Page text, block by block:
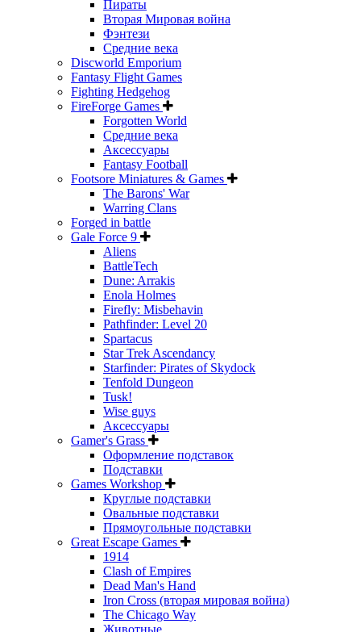
Пираты
Вторая Мировая война
Фэнтези
Средние века
Discworld Emporium
Fantasy Flight Games
Fighting Hedgehog
FireForge Games
Forgotten World
Средние века
Аксессуары
Fantasy Football
Footsore Miniatures & Games
The Barons' War
Warring Clans
Forged in battle
Gale Force 9
Aliens
BattleTech
Dune: Arrakis
Enola Holmes
Firefly: Misbehavin
Pathfinder: Level 20
Spartacus
Star Trek Ascendancy
Starfinder: Pirates of Skydock
Tenfold Dungeon
Tusk!
Wise guys
Аксессуары
Gamer's Grass
Оформление подставок
Подставки
Games Workshop
Круглые подставки
Овальные подставки
Прямоугольные подставки
Great Escape Games
1914
Clash of Empires
Dead Man's Hand
Iron Cross (вторая мировая война)
The Chicago Way
Животные